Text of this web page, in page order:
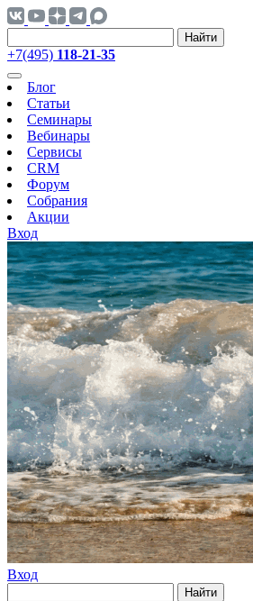
Найти
+7(495) 118-21-35
Блог
Статьи
Семинары
Вебинары
Сервисы
CRM
Форум
Собрания
Акции
Вход
Вход
Найти